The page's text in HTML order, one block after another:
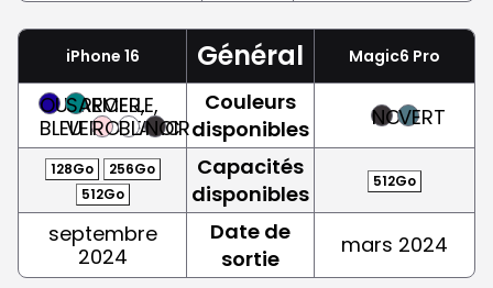
iPhone 16 Général Magic6 Pro
OUTREMER,
BLEU
SARCELLE,
VERTROSEBLANC
NOIR
Couleurs
disponibles
NOIRVERT
128Go
256Go
512Go
Capacités
disponibles
512Go
septembre
2024
Date de
sortie
mars 2024